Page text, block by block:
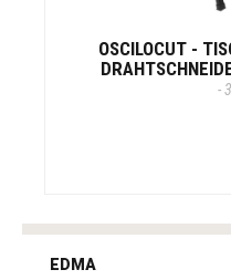
OSCILOCUT -
-
tag
EDMA